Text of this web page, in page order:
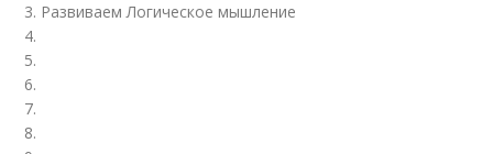
3. Развиваем Логическое мышление
4.
5.
6.
7.
8.